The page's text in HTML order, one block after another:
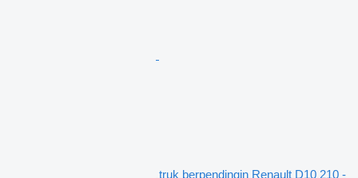
truk berpendingin Renault D10 210 -